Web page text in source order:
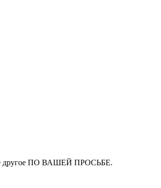
другое ПО ВАШЕЙ ПРОСЬБЕ.